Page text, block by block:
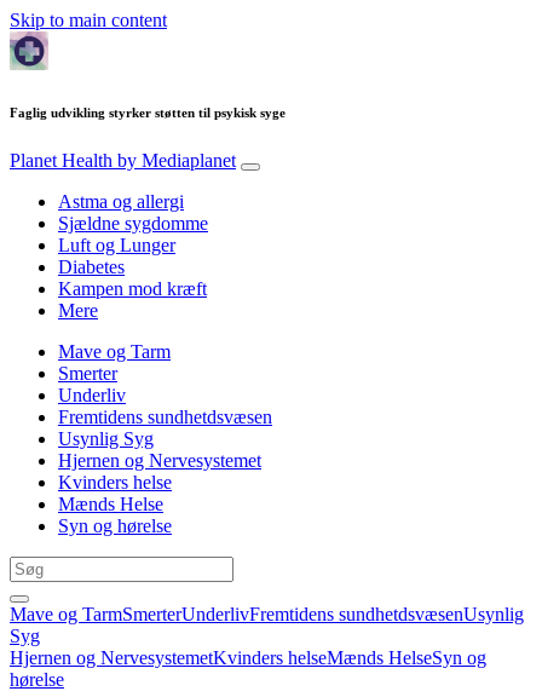
Skip to main content
Faglig udvikling styrker støtten til psykisk syge
Planet Health by Mediaplanet
Astma og allergi
Sjældne sygdomme
Luft og Lunger
Diabetes
Kampen mod kræft
Mere
Mave og Tarm
Smerter
Underliv
Fremtidens sundhetdsvæsen
Usynlig Syg
Hjernen og Nervesystemet
Kvinders helse
Mænds Helse
Syn og hørelse
Mave og TarmSmerterUnderlivFremtidens sundhetdsvæsenUsynlig
Syg
Hjernen og NervesystemetKvinders helseMænds HelseSyn og
hørelse